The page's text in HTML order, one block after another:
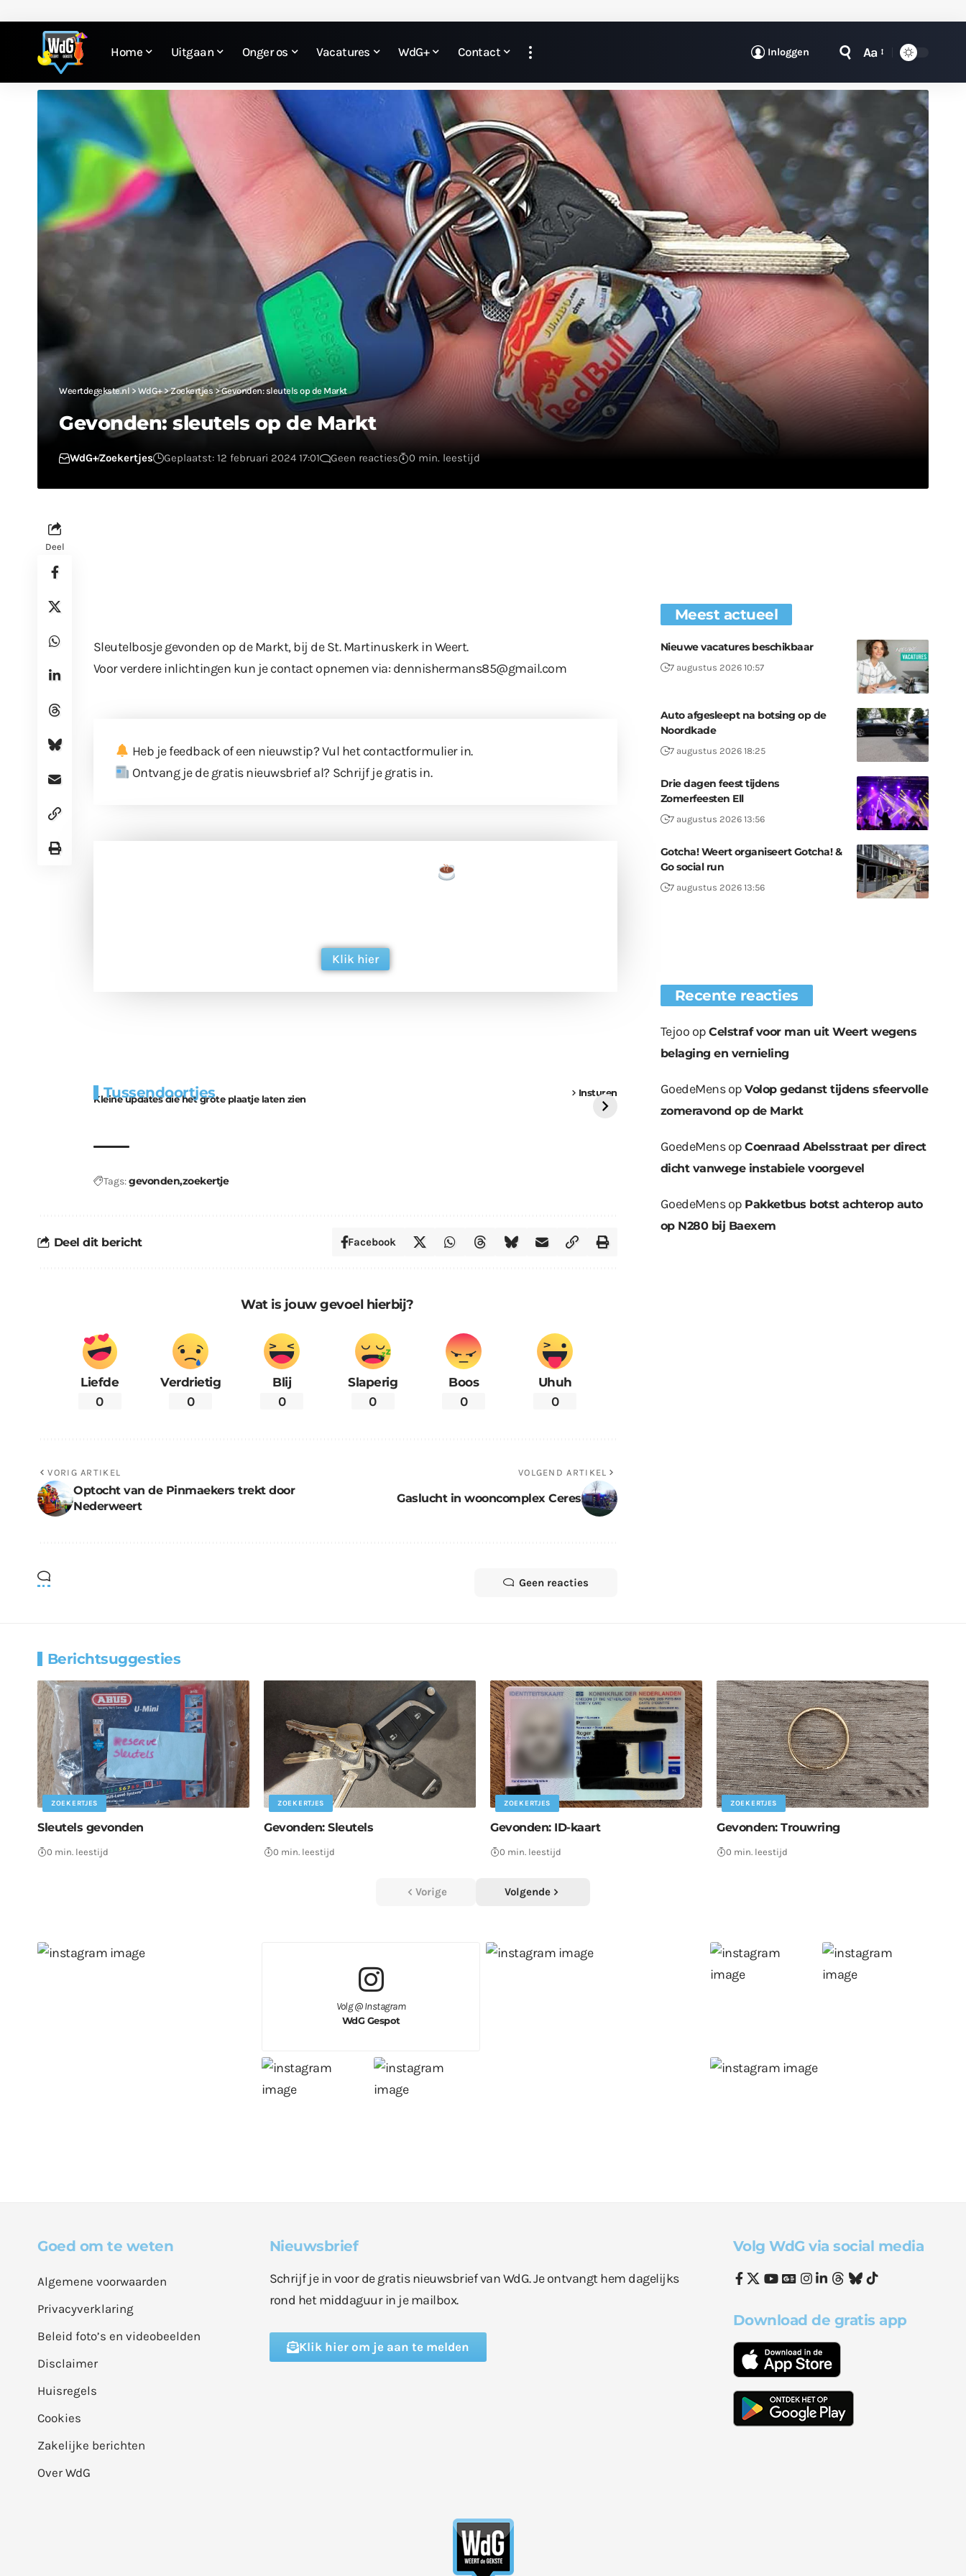
Home Uitgaan Onger os Vacatures WdG+ Contact Inloggen Aa
Weertdegekste.nl > WdG+>Zoekertjes>Gevonden: sleutels op de Markt
Gevonden: sleutels op de Markt
WdG+Zoekertjes Geplaatst: 12 februari 2024 17:01 Geen reacties 0 min. leestijd
Deel
Sleutelbosje gevonden op de Markt, bij de St. Martinuskerk in Weert.
Voor verdere inlichtingen kun je contact opnemen via: dennishermans85@gmail.com
Heb je feedback of een nieuwstip? Vul het contactformulierin.
Ontvang je de gratis nieuwsbrief al? Schrijf je gratis in.
Klik hier
Tussendoortjes Insturen
Kleine updates die het grote plaatje laten zien
bouwmateriaal voor
kabouters
uitdaging
geplaatst op
Stationsplein
ook uit
containerpark
Tags:gevondenzoekertje
Deel dit bericht Facebook
Wat is jouw gevoel hierbij?
Liefde
0
Verdrietig
0
Blij
0
Slaperig
0
Boos
0
Uhuh
0
VORIG ARTIKEL
Optocht van de Pinmaekers trekt door
Nederweert
VOLGEND ARTIKEL
Gaslucht in wooncomplex Ceres
Geen reacties
Meest actueel
Nieuwe vacatures beschikbaar
7 augustus 2026 10:57
Auto afgesleept na botsing op de
Noordkade
7 augustus 2026 18:25
Drie dagen feest tijdens
Zomerfeesten Ell
7 augustus 2026 13:56
Gotcha! Weert organiseert Gotcha! &
Go social run
7 augustus 2026 13:56
Recente reacties
Tejoo opCelstraf voor man uit Weert wegens
belaging en vernieling
GoedeMensopVolop gedanst tijdens sfeervolle
zomeravond op de Markt
GoedeMensopCoenraad Abelsstraat per direct
dicht vanwege instabiele voorgevel
GoedeMensop Pakketbus botst achterop auto
op N280 bij Baexem
Berichtsuggesties
ZOEKERTJES
Sleutels gevonden
0 min. leestijd
ZOEKERTJES
Gevonden: Sleutels
0 min. leestijd
ZOEKERTJES
Gevonden: ID-kaart
0 min. leestijd
ZOEKERTJES
Gevonden: Trouwring
0 min. leestijd
Vorige Volgende
Volg @ Instagram
WdG Gespot
Goed om te weten
Algemene voorwaarden
Privacyverklaring
Beleid foto’s en videobeelden
Disclaimer
Huisregels
Cookies
Zakelijke berichten
Over WdG
Nieuwsbrief
Schrijf je in voor de gratis nieuwsbrief van WdG. Je ontvangt hem dagelijks
rond het middaguur in je mailbox.
Klik hier om je aan te melden
Volg WdG via social media
Download de gratis app